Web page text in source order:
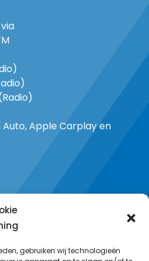
gebruiken wij technologieën
Apple Carplay en